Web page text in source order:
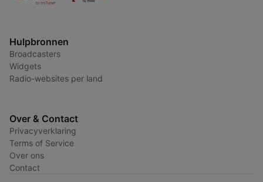
Hulpbronnen
Broadcasters
Widgets
Radio-websites per land
Over & Contact
Privacyverklaring
Terms of Service
Over ons
Contact